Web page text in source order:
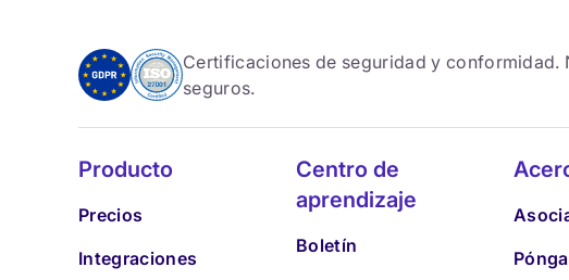
Certificaciones de seguridad y conformidad.
seguros.
Producto
Precios
Integraciones
Centro de
aprendizaje
Boletín